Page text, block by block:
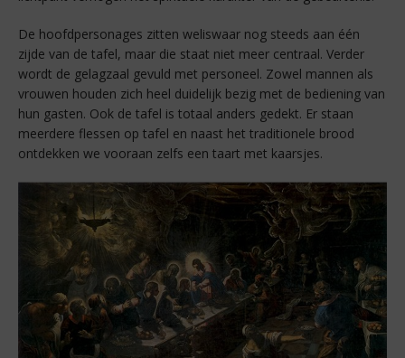
De hoofdpersonages zitten weliswaar nog steeds aan één
zijde van de tafel, maar die staat niet meer centraal. Verder
wordt de gelagzaal gevuld met personeel. Zowel mannen als
vrouwen houden zich heel duidelijk bezig met de bediening van
hun gasten. Ook de tafel is totaal anders gedekt. Er staan
meerdere flessen op tafel en naast het traditionele brood
ontdekken we vooraan zelfs een taart met kaarsjes.